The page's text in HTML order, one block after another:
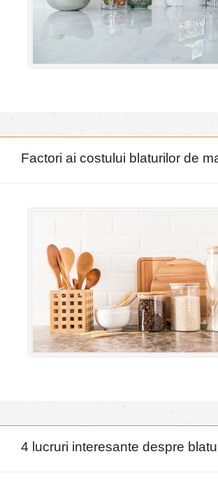
Factori ai costului blaturilor de
4 lucruri interesante despre